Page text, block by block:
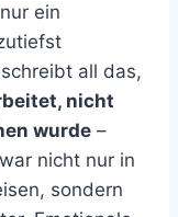
ein
all das,
nicht
wurde –
nicht nur in
sondern